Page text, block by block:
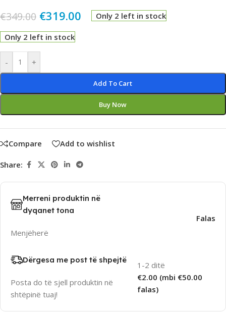
€349.00 €319.00 Only 2 left in stock
Only 2 left in stock
- +
Add To Cart
Buy Now
Alternative:
Compare Add to wishlist
Share:
Merreni produktin në
dyqanet tona
Menjëherë
Falas
Dërgesa me post të shpejtë
Posta do të sjell produktin në
shtëpinë tuaj!
1-2 ditë
€2.00 (mbi €50.00
falas)